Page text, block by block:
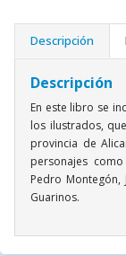
Descripción
Descripción
En este libro se
los ilustrados,
provincia de
personajes
Pedro Montegón,
Guarinos.